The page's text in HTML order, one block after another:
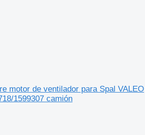
motor de ventilador para Spal VALEO
1599307 camión